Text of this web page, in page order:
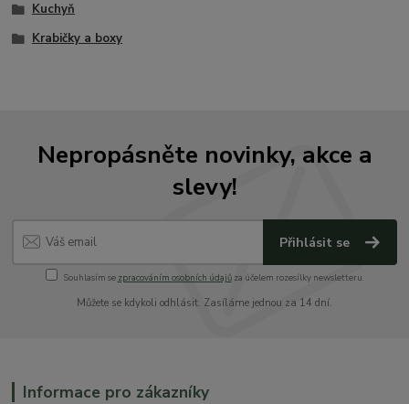
Kuchyň
Krabičky a boxy
Nepropásněte novinky, akce a
slevy!
Přihlásit se
Souhlasím se zpracováním osobních údajůza účelem rozesílky newsletteru.
Můžete se kdykoli odhlásit. Zasíláme jednou za 14 dní.
Informace pro zákazníky